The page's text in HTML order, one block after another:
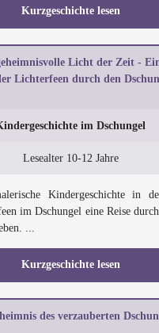
Kurzgeschichte lesen
Licht der Zeit -
Lichterfeen durch den
im Dschungel
Lesealter 10-12 Jahre
Kindergeschichte in
im Dschungel eine Reise
...
Kurzgeschichte lesen
des verzauberten